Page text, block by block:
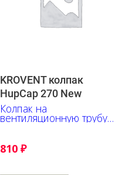
KROVENT колпак
HupCap 270 New
Колпак на
вентиляционную трубу
125 и 150мм
810 ₽